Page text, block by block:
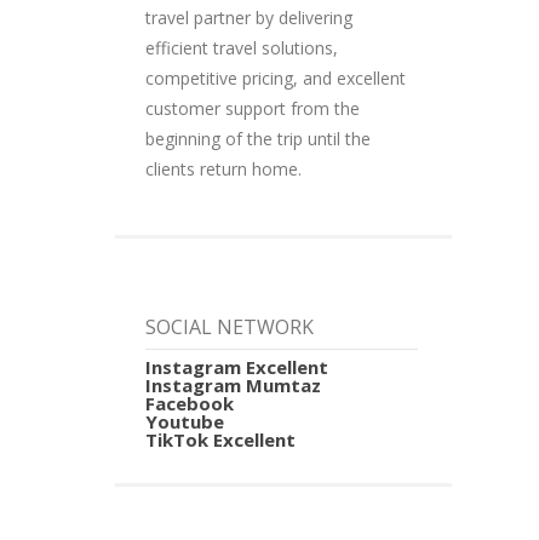
travel partner by delivering
efficient travel solutions,
competitive pricing, and excellent
customer support from the
beginning of the trip until the
clients return home.
SOCIAL NETWORK
Instagram Excellent
Instagram Mumtaz
Facebook
Youtube
TikTok Excellent